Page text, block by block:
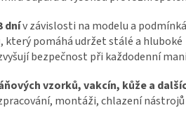
dnív závislosti na modelu a
, který pomáhá udržet stálé a hluboké
bezpečnost při každodenní
vzorků, vakcín, kůže a
montáži, chlazení